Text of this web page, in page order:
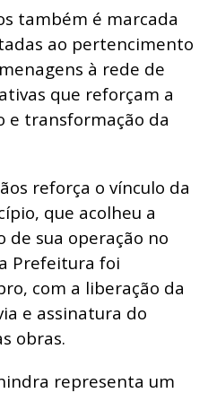
também é marcada
ao pertencimento
à rede de
que reforçam a
e transformação da
reforça o vínculo da
que acolheu a
de sua operação no
Prefeitura foi
com a liberação da
e assinatura do
obras.
representa um